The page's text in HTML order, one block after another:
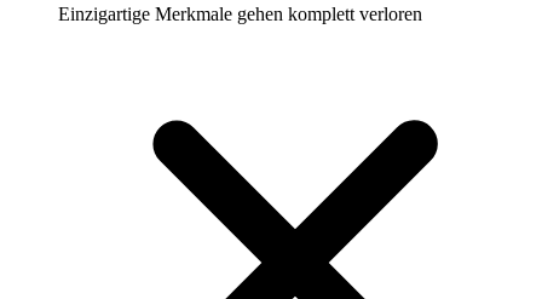
Einzigartige Merkmale gehen komplett verloren